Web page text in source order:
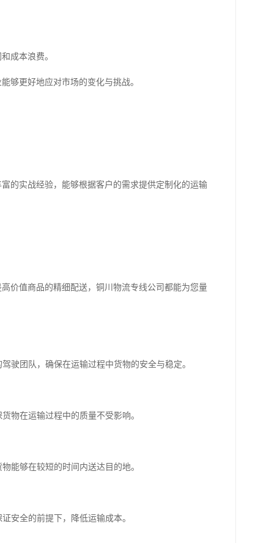
成本浪费。
够更好地应对市场的变化与挑战。
的实战经验，能够根据客户的需求提供定制化的运输
价值商品的精细配送，铜川物流专线公司都能为您量
驶团队，确保在运输过程中货物的安全与稳定。
物在运输过程中的质量不受影响。
能够在较短的时间内送达目的地。
安全的前提下，降低运输成本。